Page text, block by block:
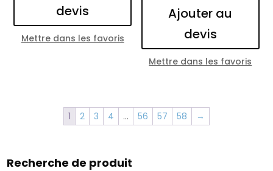
devis
Mettre dans les favoris
Ajouter au
devis
Mettre dans les favoris
1 2 3 4 … 56 57 58 →
Recherche de produit